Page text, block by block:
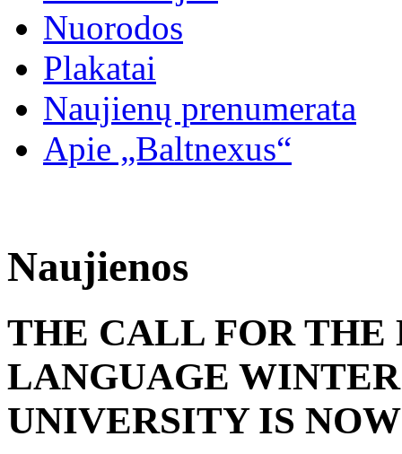
Nuorodos
Plakatai
Naujienų prenumerata
Apie „Baltnexus“
Naujienos
THE CALL FOR
LANGUAGE
UNIVERSITY IS